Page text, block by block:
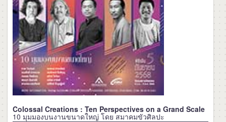
Colossal Creations : Ten Perspectives on a Grand Scale
10 มุมมองบนงานขนาดใหญ่ โดย สมาคมขัวศิลปะ